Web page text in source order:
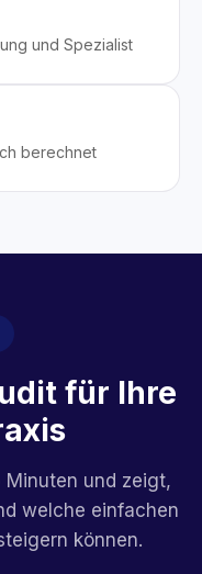
und Spezialist
berechnet
für Ihre
Minuten und zeigt,
welche einfachen
können.